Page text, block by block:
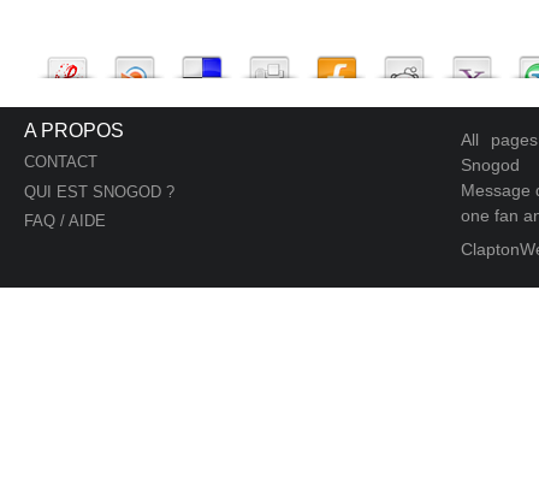
A PROPOS
CONTACT
QUI EST SNOGOD ?
FAQ / AIDE
All
Snogod
Message
one fan